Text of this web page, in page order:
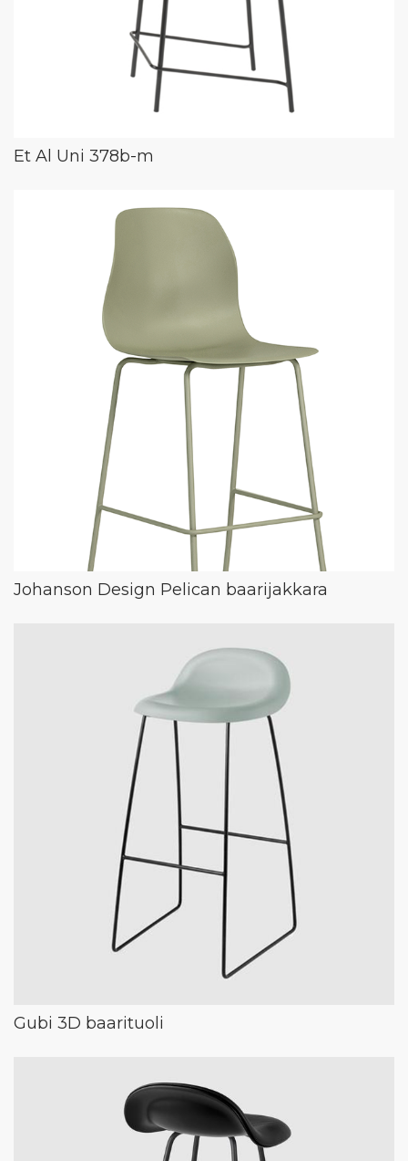
Et Al Uni 378b-m
Johanson Design Pelican baarijakkara
Gubi 3D baarituoli